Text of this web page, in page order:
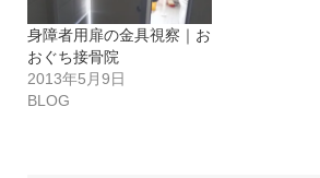
身障者用扉の金具視察｜お
おぐち接骨院
2013年5月9日
BLOG